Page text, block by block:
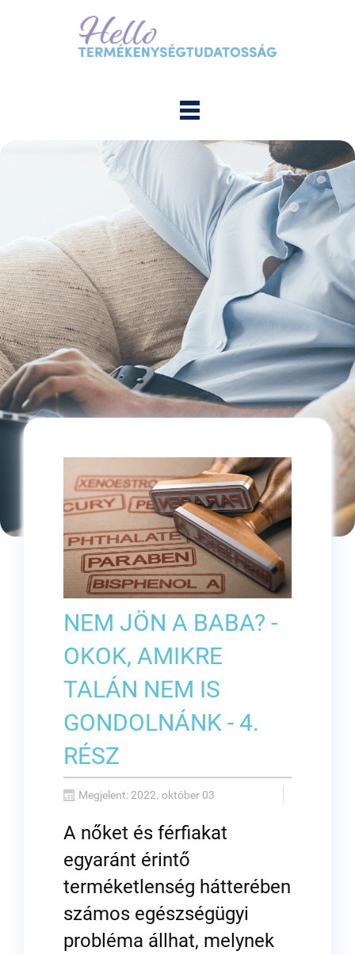
NEM JÖN A BABA? -
OKOK, AMIKRE
TALÁN NEM IS
GONDOLNÁNK - 4.
RÉSZ
Megjelent: 2022. október 03
A nőket és férfiakat
egyaránt érintő
terméketlenség hátterében
számos egészségügyi
probléma állhat, melynek